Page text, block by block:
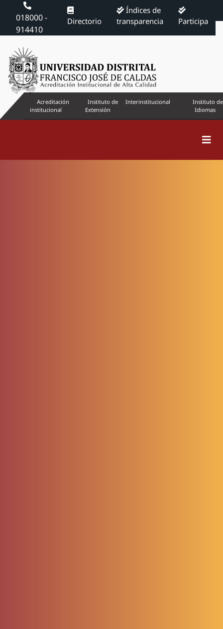
018000 -
914410
Directorio
Índices de
transparencia
Participa
Acreditación
institucional
Instituto de
Extensión
Interinstitucional
Instituto de
Idiomas